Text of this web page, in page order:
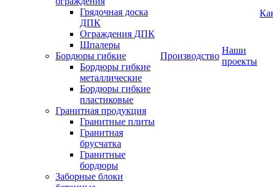
Грядочная доска
ДПК
Ограждения ДПК
Шпалеры
Бордюры гибкие
Бордюры гибкие
металлические
Бордюры гибкие
пластиковые
Гранитная продукция
Гранитные плиты
Гранитная
брусчатка
Гранитные
бордюры
Заборные блоки
Производство
Наши
проекты